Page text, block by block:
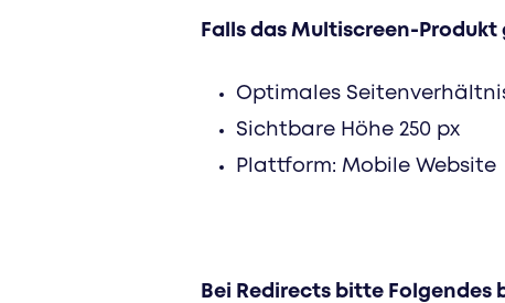
Falls das Multiscreen-
Optimales
Sichtbare Höhe 250 px
Plattform: Mobile Website
Bei Redirects bitte Folgendes